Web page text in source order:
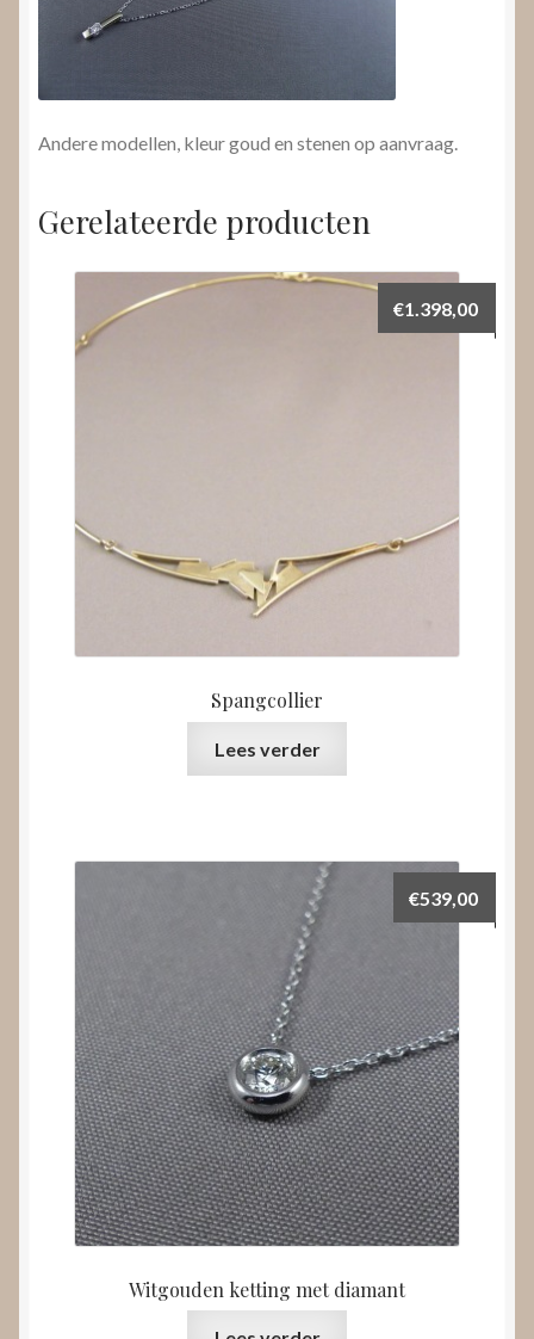
Andere modellen, kleur goud en stenen op aanvraag.
Gerelateerde producten
Spangcollier
€1.398,00
Lees verder
Witgouden ketting met diamant
€539,00